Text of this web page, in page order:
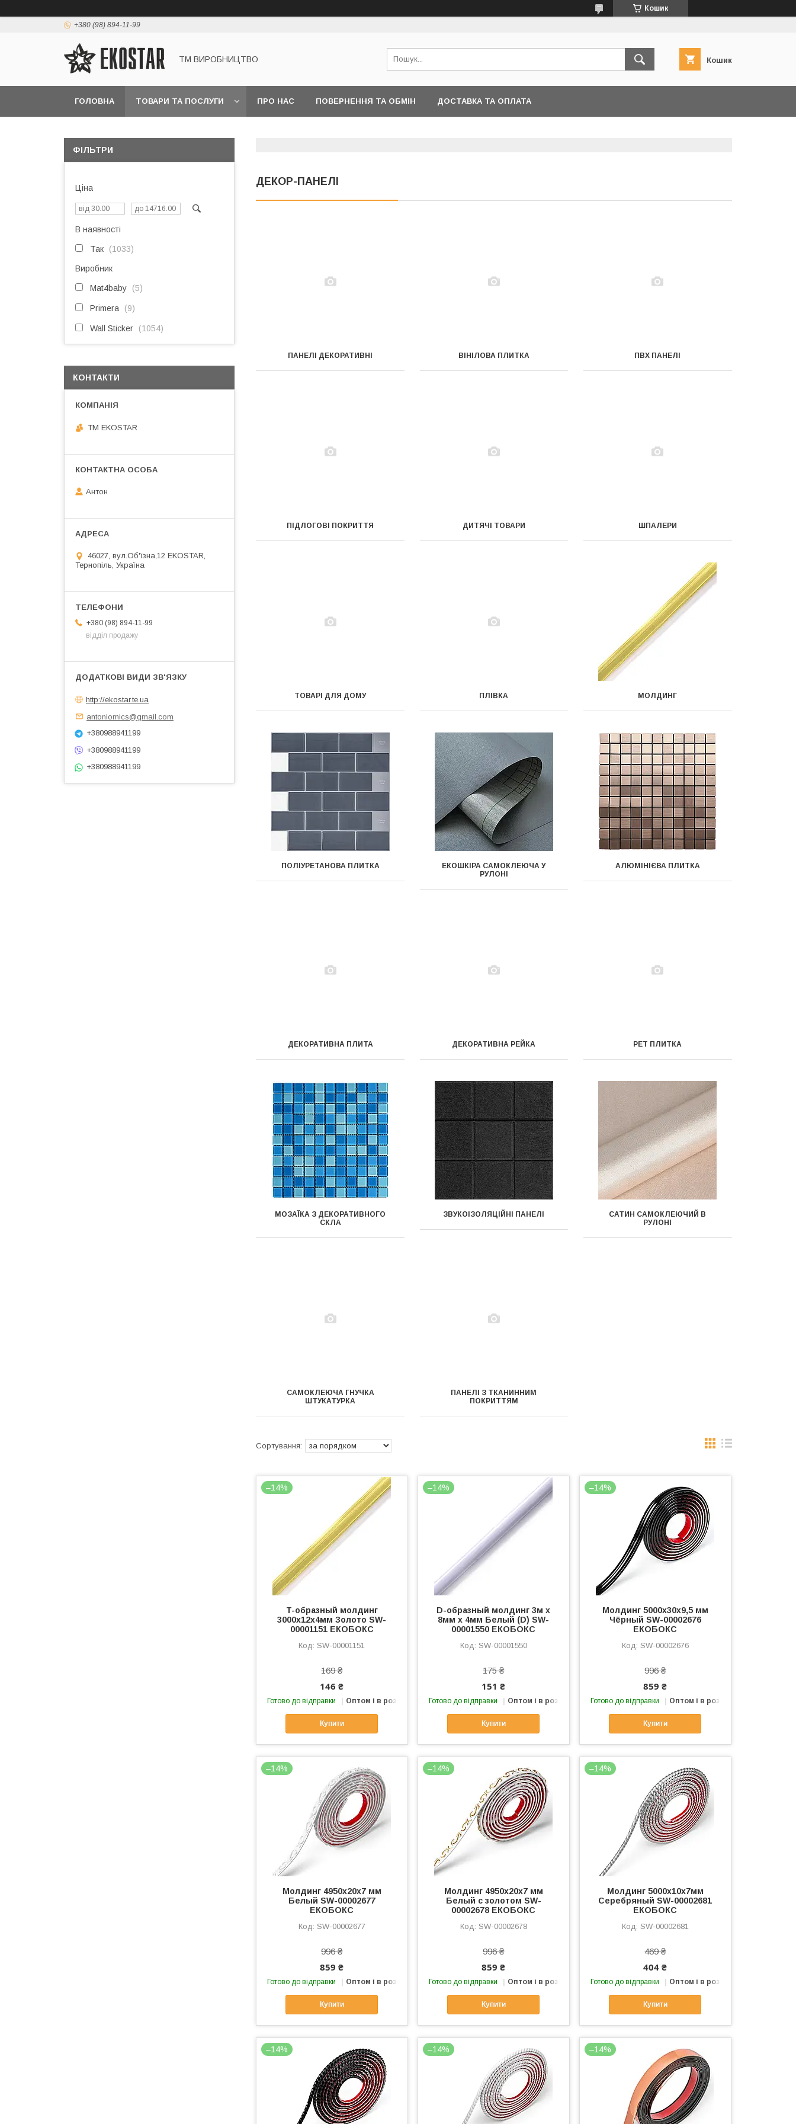
Кошик
+380 (98) 894-11-99
ТМ ВИРОБНИЦТВО Кошик
ГОЛОВНА ТОВАРИ ТА ПОСЛУГИ ПРО НАС ПОВЕРНЕННЯ ТА ОБМІН ДОСТАВКА ТА ОПЛАТА
ДЕКОР-ПАНЕЛІ
ПАНЕЛІ ДЕКОРАТИВНІ ВІНІЛОВА ПЛИТКА ПВХ ПАНЕЛІ
ПІДЛОГОВІ ПОКРИТТЯ ДИТЯЧІ ТОВАРИ ШПАЛЕРИ
ТОВАРІ ДЛЯ ДОМУ ПЛІВКА МОЛДИНГ
ПОЛІУРЕТАНОВА ПЛИТКА
ЕКОШКІРА САМОКЛЕЮЧА У
РУЛОНІ
АЛЮМІНІЄВА ПЛИТКА
ДЕКОРАТИВНА ПЛИТА ДЕКОРАТИВНА РЕЙКА PET ПЛИТКА
МОЗАЇКА З ДЕКОРАТИВНОГО
СКЛА
ЗВУКОІЗОЛЯЦІЙНІ ПАНЕЛІ
САТИН САМОКЛЕЮЧИЙ В
РУЛОНІ
САМОКЛЕЮЧА ГНУЧКА
ШТУКАТУРКА
ПАНЕЛІ З ТКАНИННИМ
ПОКРИТТЯМ
–14%
T-образный молдинг
3000х12х4мм Золото SW-
00001151 ЕКОБОКС
SW-00001151
169 ₴
146 ₴
Готово до відправки Оптом і в роздріб
Купити
–14%
D-образный молдинг 3м х
8мм х 4мм Белый (D) SW-
00001550 ЕКОБОКС
SW-00001550
175 ₴
151 ₴
Готово до відправки Оптом і в роздріб
Купити
–14%
Молдинг 5000х30х9,5 мм
Чёрный SW-00002676
ЕКОБОКС
SW-00002676
996 ₴
859 ₴
Готово до відправки Оптом і в роздріб
Купити
–14%
Молдинг 4950х20х7 мм
Белый SW-00002677
ЕКОБОКС
SW-00002677
996 ₴
859 ₴
Готово до відправки Оптом і в роздріб
Купити
–14%
Молдинг 4950х20х7 мм
Белый с золотом SW-
00002678 ЕКОБОКС
SW-00002678
996 ₴
859 ₴
Готово до відправки Оптом і в роздріб
Купити
–14%
Молдинг 5000х10х7мм
Серебряный SW-00002681
ЕКОБОКС
SW-00002681
469 ₴
404 ₴
Готово до відправки Оптом і в роздріб
Купити
–14% –14% –14%
ФІЛЬТРИ
Ціна
В наявності
Так 1033
Виробник
Mat4baby 5
Primera 9
Wall Sticker 1054
КОНТАКТИ
ТМ EKOSTAR
Антон
46027, вул.Об'їзна,12 EKOSTAR,
Тернопіль, Україна
+380 (98) 894-11-99
відділ продажу
http://ekostar.te.ua
antoniomics@gmail.com
+380988941199
+380988941199
+380988941199